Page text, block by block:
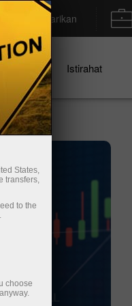
Deposit/Penarikan
Istirahat
States,
transfers,
to the
choose